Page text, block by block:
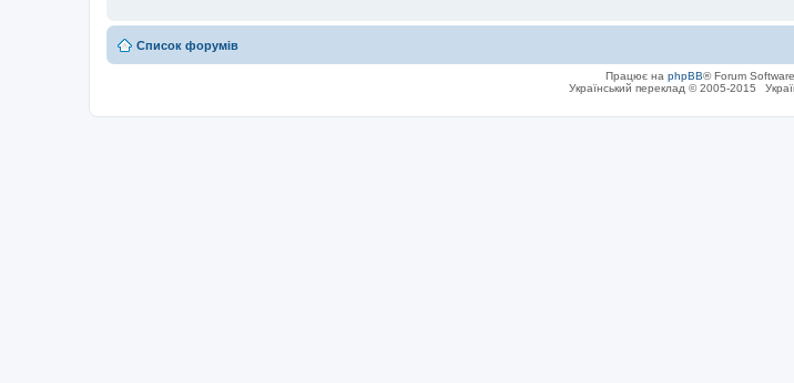
Список форумів
Працює на phpBB® Forum
Український переклад © 2005-2015